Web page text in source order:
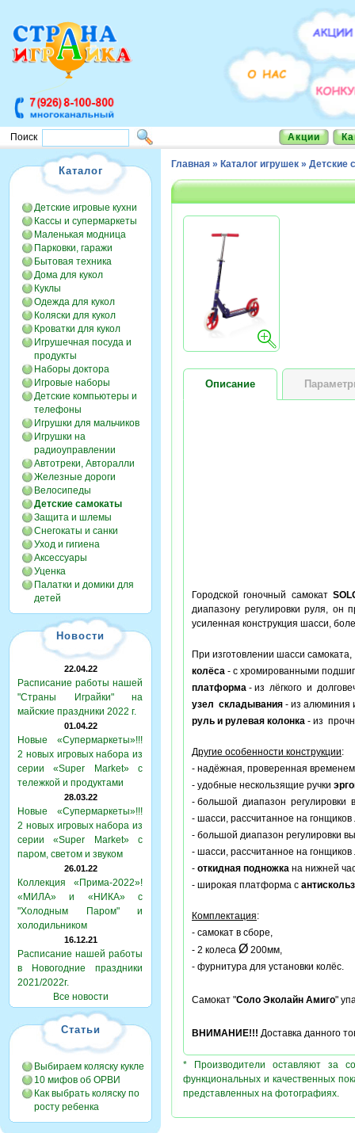
Поиск Акции
Каталог
Детские игровые кухни
Кассы и супермаркеты
Маленькая модница
Парковки, гаражи
Бытовая техника
Дома для кукол
Куклы
Одежда для кукол
Коляски для кукол
Кроватки для кукол
Игрушечная посуда и
продукты
Наборы доктора
Игровые наборы
Детские компьютеры и
телефоны
Игрушки для мальчиков
Игрушки на
радиоуправлении
Автотреки, Авторалли
Железные дороги
Велосипеды
Детские самокаты
Защита и шлемы
Снегокаты и санки
Уход и гигиена
Аксессуары
Уценка
Палатки и домики для
детей
Новости
22.04.22
Расписание работы нашей
"Страны Играйки" на
майские праздники 2022 г.
01.04.22
Новые «Супермаркеты»!!!
2 новых игровых набора из
серии «Super Market» с
тележкой и продуктами
28.03.22
Новые «Супермаркеты»!!!
2 новых игровых набора из
серии «Super Market» с
паром, светом и звуком
26.01.22
Коллекция «Прима-2022»!
«МИЛА» и «НИКА» с
"Холодным Паром" и
холодильником
16.12.21
Расписание нашей работы
в Новогодние праздники
2021/2022г.
Все новости
Статьи
Выбираем коляску кукле
10 мифов об ОРВИ
Как выбрать коляску по
росту ребенка
Главная » Каталог игрушек » Детские
Описание
Городской гоночный самокат
диапазону регулировки руля, он
усиленная конструкция шасси,
При изготовлении шасси
колёса - с хромированными
платформа - из лёгкого и
узел складывания - из алюминия
руль и рулевая колонка - из
Другие особенности конструкции:
- надёжная, проверенная
- удобные нескользящие ручки
- большой диапазон регулировки
- шасси, рассчитанное на
- большой диапазон регулировки
- шасси, рассчитанное на
- откидная подножка на нижней
- широкая платформа с
Комплектация:
- самокат в сборе,
- 2 колеса Ø 200мм,
- фурнитура для установки колёс.
Самокат "Соло Эколайн Амиго"
ВНИМАНИЕ!!! Доставка данного
* Производители оставляют за
функциональных и качественных
представленных на фотографиях.